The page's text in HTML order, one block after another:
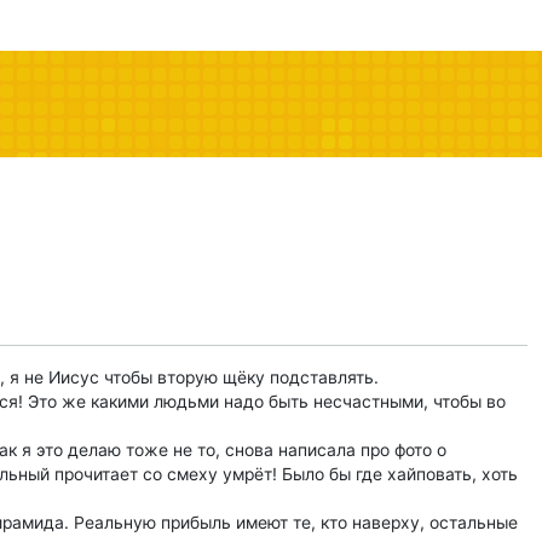
я не Иисус чтобы вторую щёку подставлять.
Это же какими людьми надо быть несчастными, чтобы во
я это делаю тоже не то, снова написала про фото о
прочитает со смеху умрёт! Было бы где хайповать, хоть
Реальную прибыль имеют те, кто наверху, остальные